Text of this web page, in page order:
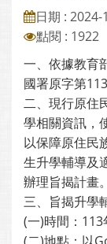
日期 : 2024-
點閱 : 1922
一、依據教育
國署原字第
二、現行原住
學相關資訊，
以保障原住民
生升學輔導及
辦理旨揭計畫。
三、旨揭升學
(一)時間：113